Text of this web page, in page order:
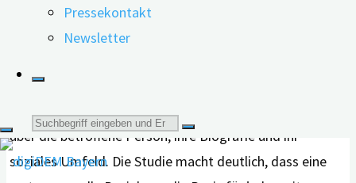
Pressekontakt
Newsletter
Suche
nach:
gelingende Kommunikation in der
personalisierten Demenzpflege unverzichtbar sind.
Die Person und ihre Geschichte verstehen
Das ERSTE Kernelement ist ein umfassendes Wissen
über die betroffene Person, ihre Biografie und ihr
soziales Umfeld. Die Studie macht deutlich, dass eine